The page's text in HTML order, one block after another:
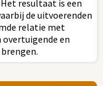
resultaat is een
de uitvoerenden
relatie met
en